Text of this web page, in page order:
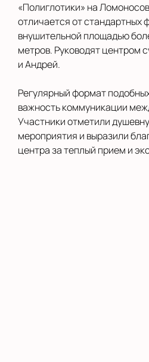
«Полиглотики» на
отличается от стандартных
внушительной площадью
метров. Руководят центром
и Андрей.
Регулярный формат
важность коммуникации
Участники отметили
мероприятия и выразили
центра за теплый прием и